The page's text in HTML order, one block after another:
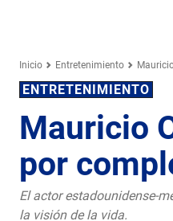
Inicio Entretenimiento
ENTRETENIMIENTO
Mauricio
por
El actor estadounidense-
la visión de la vida.